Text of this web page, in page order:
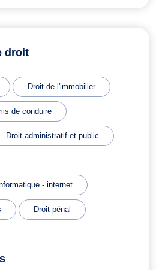
droit
Droit de l'immobilier
de conduire
Droit administratif et public
- internet
Droit pénal